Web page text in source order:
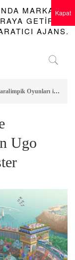
MARKALAR
GETIREN
AJANS.
Ugo Gattoni’den Ütopik Poster
Ugo
Kapat